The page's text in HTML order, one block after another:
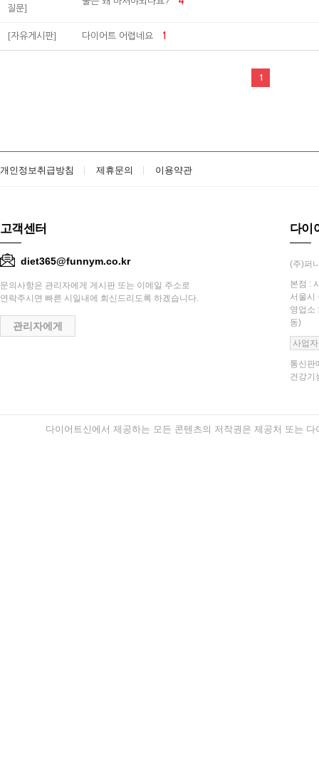
질문]
[자유게시판] 다이어트 어렵네요 1
1
개인정보취급방침 제휴문의 이용약관
고객센터
diet365@funnym.co.kr
문의사항은 관리자에게 게시판 또는 이메일 주소로
연락주시면 빠른 시일내에 회신드리도록 하겠습니다.
관리자에게
다이
(주)퍼
본점 :
서울시
영업소
동)
사업
통신판
건강기
다이어트신에서 제공하는 모든 콘텐츠의 저작권은 제공처 또는